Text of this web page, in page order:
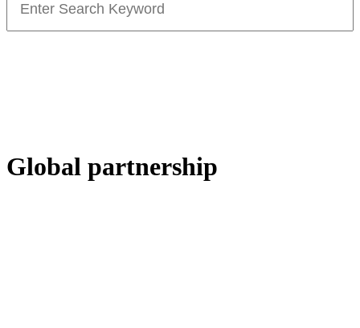
for:
Global partnership